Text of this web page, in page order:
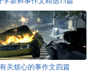
有关烦心的事作文四篇